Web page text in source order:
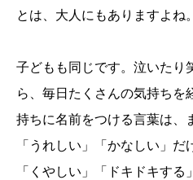
とは、大人にもありますよね。
子どもも同じです。泣いたり
ら、毎日たくさんの気持ちを
持ちに名前をつける言葉は、
「うれしい」「かなしい」だ
「くやしい」「ドキドキす